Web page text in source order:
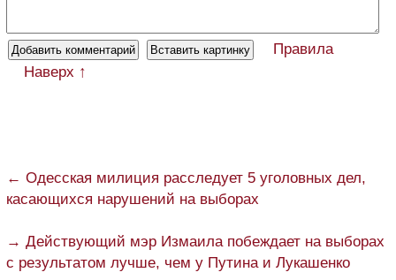
Правила
Наверх ↑
← Одесская милиция расследует 5 уголовных дел,
касающихся нарушений на выборах
→ Действующий мэр Измаила побеждает на выборах
с результатом лучше, чем у Путина и Лукашенко